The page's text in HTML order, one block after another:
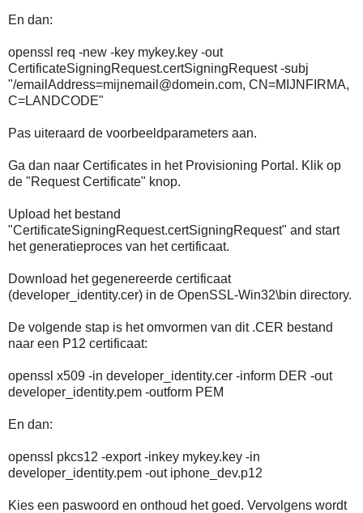
En dan:
openssl req -new -key mykey.key -out
CertificateSigningRequest.certSigningRequest -subj
"/emailAddress=mijnemail@domein.com, CN=MIJNFIRMA,
C=LANDCODE"
Pas uiteraard de voorbeeldparameters aan.
Ga dan naar Certificates in het Provisioning Portal. Klik op
de "Request Certificate" knop.
Upload het bestand
"CertificateSigningRequest.certSigningRequest" and start
het generatieproces van het certificaat.
Download het gegenereerde certificaat
(developer_identity.cer) in de OpenSSL-Win32\bin directory.
De volgende stap is het omvormen van dit .CER bestand
naar een P12 certificaat:
openssl x509 -in developer_identity.cer -inform DER -out
developer_identity.pem -outform PEM
En dan:
openssl pkcs12 -export -inkey mykey.key -in
developer_identity.pem -out iphone_dev.p12
Kies een paswoord en onthoud het goed. Vervolgens wordt